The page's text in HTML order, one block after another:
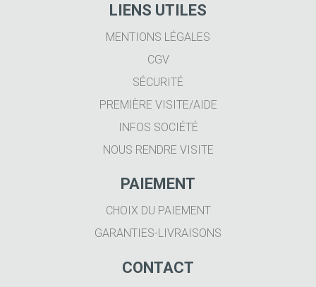
LIENS UTILES
MENTIONS LÉGALES
CGV
SÉCURITÉ
PREMIÈRE VISITE/AIDE
INFOS SOCIÉTÉ
NOUS RENDRE VISITE
PAIEMENT
CHOIX DU PAIEMENT
GARANTIES-LIVRAISONS
CONTACT